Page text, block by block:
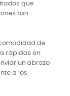
que
tan
de
rápidas en
un abrazo
a los